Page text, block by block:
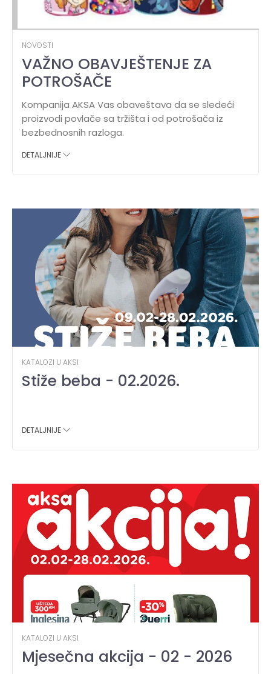
NOVOSTI
VAŽNO OBAVJEŠTENJE ZA
POTROŠAČE
Kompanija AKSA Vas obaveštava da se sledeći
proizvodi povlače sa tržišta i od potrošača iz
bezbednosnih razloga.
DETALJNIJE
KATALOZI U AKSI
Stiže beba - 02.2026.
DETALJNIJE
KATALOZI U AKSI
Mjesečna akcija - 02 - 2026